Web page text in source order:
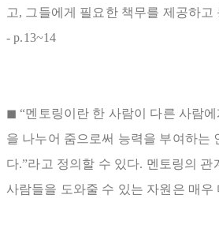
고, 그들에게 필요한 책무를 제공하고
- p.13~14
◼ “멘토링이란 한 사람이 다른 사람
을 나누어 줌으로써 능력을 부여하는
다.”라고 정의할 수 있다. 멘토링의 관
사람들을 도와줄 수 있는 자원은 매우